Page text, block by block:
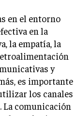
en el entorno
en la
la empatía, la
y
es importante
los canales
La comunicación